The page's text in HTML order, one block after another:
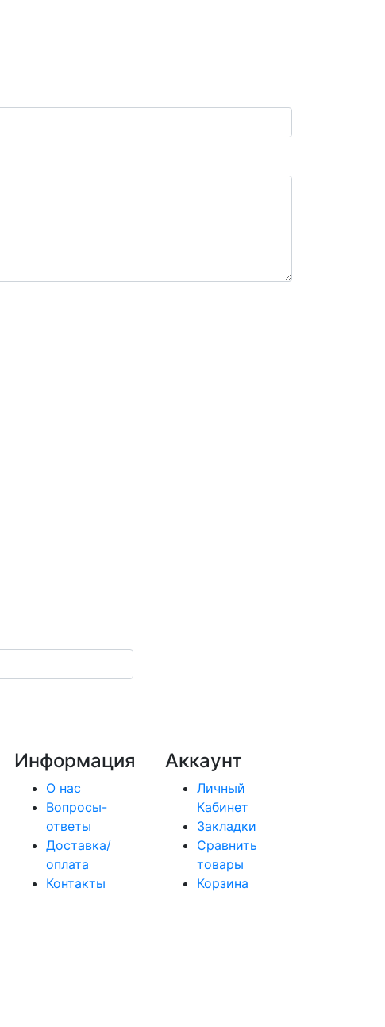
Информация
О нас
Вопросы-
ответы
Доставка/
оплата
Контакты
Аккаунт
Личный
Кабинет
Закладки
Сравнить
товары
Корзина